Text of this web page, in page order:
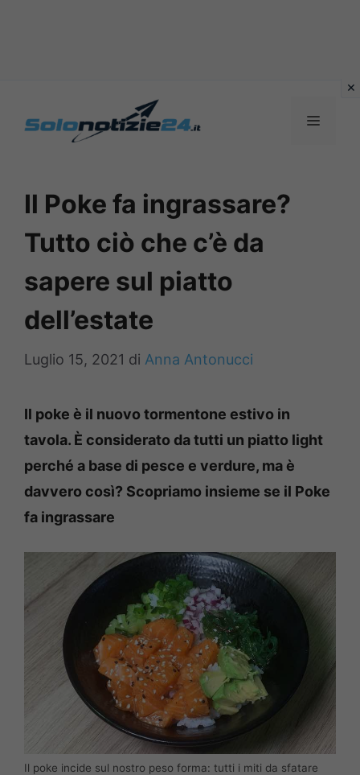
MENU
Il Poke fa ingrassare?
Tutto ciò che c’è da
sapere sul piatto
dell’estate
Luglio 15, 2021 di Anna Antonucci
Il poke è il nuovo tormentone estivo in
tavola. È considerato da tutti un piatto light
perché a base di pesce e verdure, ma è
davvero così? Scopriamo insieme se il Poke
fa ingrassare
Il poke incide sul nostro peso forma: tutti i miti da sfatare